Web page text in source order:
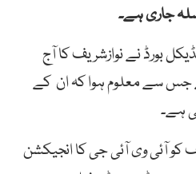
جاری ہے۔
10 رکنی میڈیکل بورڈ نے نوازشریف کا آج
سے معلوم ہوا کہ ان کے
ہے۔
کو آئی وی آئی جی کا انجیکشن